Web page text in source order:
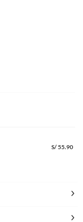
S/55.90